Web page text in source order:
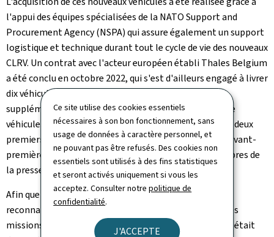
Ce site utilise des cookies essentiels
nécessaires à son bon fonctionnement, sans
usage de données à caractère personnel, et
ne pouvant pas être refusés. Des cookies non
essentiels sont utilisés à des fins statistiques
et seront activés uniquement si vous les
acceptez. Consulter notrepolitique de
confidentialité.
J'ACCEPTE
l'appui des équipes spécialisées de la NATO Support and
Procurement Agency (NSPA) qui assure également un support
logistique et technique durant tout le cycle de vie des nouveaux
CLRV. Un contrat avec l'acteur européen établi Thales Belgium
a été conclu en octobre 2022, qui s'est d'ailleurs engagé à livrer
dix véhicules pour mars 2025, trente véhicules
supplémentaires jusqu'en octobre 2025 et les quarante
véhicules restants avant octobre 2026. Aujourd'hui, les deux
premiers véhicules CLRV arrivés ont été présentés en avant-
première à la ministre de la Défense ainsi qu'aux membres de
la presse invités à cet effet.
Afin que l'Armée luxembourgeoise, spécialisée dans la
reconnaissance, puisse continuer à remplir au mieux ses
missions, l'investissement dans de nouveaux véhicules était